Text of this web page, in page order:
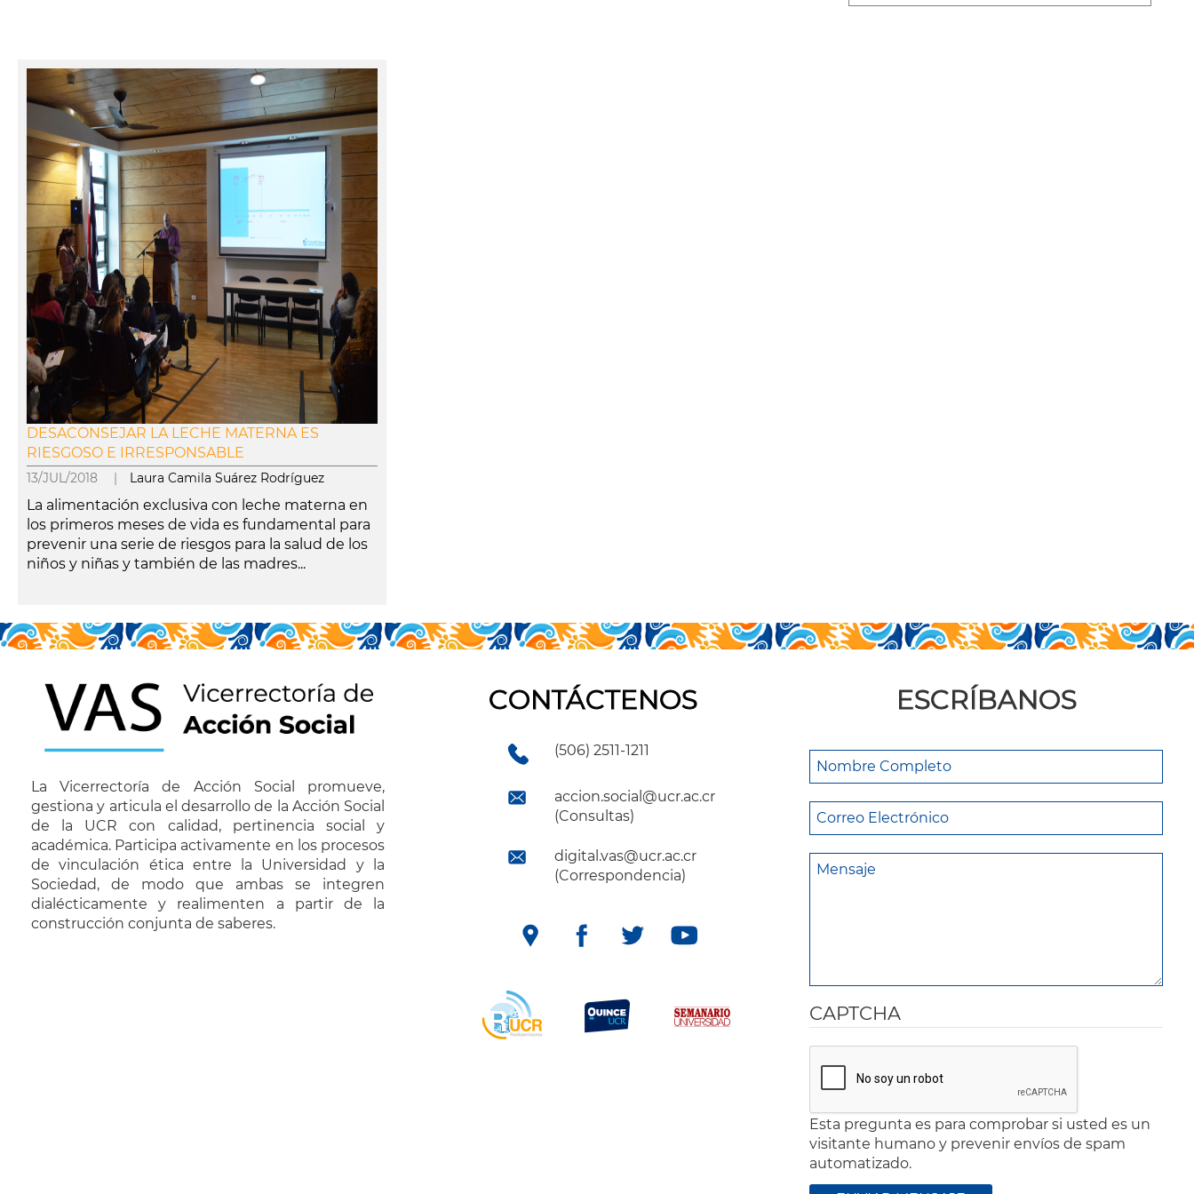
DESACONSEJAR LA LECHE MATERNA ES
RIESGOSO E IRRESPONSABLE
13/JUL/2018 | Laura Camila Suárez Rodríguez
La alimentación exclusiva con leche materna en
los primeros meses de vida es fundamental para
prevenir una serie de riesgos para la salud de los
niños y niñas y también de las madres...
La Vicerrectoría de Acción Social promueve,
gestiona y articula el desarrollo de la Acción Social
de la UCR con calidad, pertinencia social y
académica. Participa activamente en los procesos
de vinculación ética entre la Universidad y la
Sociedad, de modo que ambas se integren
dialécticamente y realimenten a partir de la
construcción conjunta de saberes.
CONTÁCTENOS
(506) 2511-1211
accion.social@ucr.ac.cr
(Consultas)
digital.vas@ucr.ac.cr
(Correspondencia)
ESCRÍBANOS
CAPTCHA
Esta pregunta es para comprobar si usted es un
visitante humano y prevenir envíos de spam
automatizado.